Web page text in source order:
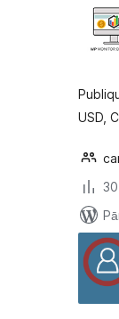
USD,